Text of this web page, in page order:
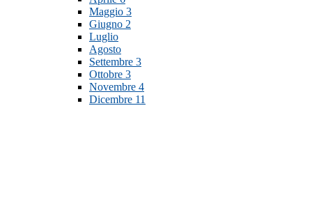
Maggio 3
Giugno 2
Luglio
Agosto
Settembre 3
Ottobre 3
Novembre 4
Dicembre 11